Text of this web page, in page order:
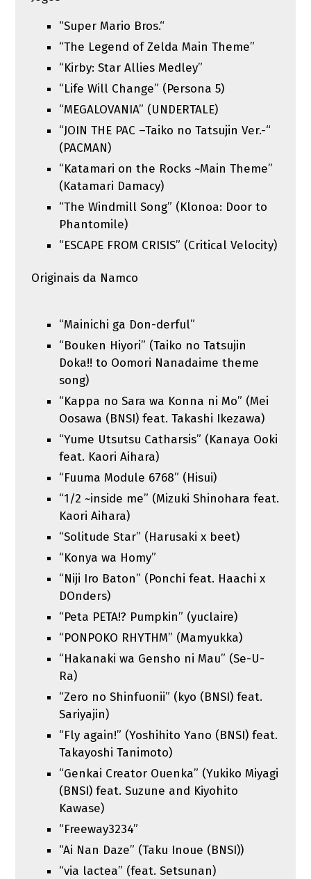
“Super Mario Bros.“
“The Legend of Zelda Main Theme”
“Kirby: Star Allies Medley”
“Life Will Change” (Persona 5)
“MEGALOVANIA” (UNDERTALE)
“JOIN THE PAC –Taiko no Tatsujin Ver.-“
(PACMAN)
“Katamari on the Rocks ~Main Theme”
(Katamari Damacy)
“The Windmill Song” (Klonoa: Door to
Phantomile)
“ESCAPE FROM CRISIS” (Critical Velocity)
Originais da Namco
“Mainichi ga Don-derful”
“Bouken Hiyori” (Taiko no Tatsujin
Doka!! to Oomori Nanadaime theme
song)
“Kappa no Sara wa Konna ni Mo” (Mei
Oosawa (BNSI) feat. Takashi Ikezawa)
“Yume Utsutsu Catharsis” (Kanaya Ooki
feat. Kaori Aihara)
“Fuuma Module 6768” (Hisui)
“1/2 ~inside me” (Mizuki Shinohara feat.
Kaori Aihara)
“Solitude Star” (Harusaki x beet)
“Konya wa Homy”
“Niji Iro Baton” (Ponchi feat. Haachi x
DOnders)
“Peta PETA!? Pumpkin” (yuclaire)
“PONPOKO RHYTHM” (Mamyukka)
“Hakanaki wa Gensho ni Mau” (Se-U-
Ra)
“Zero no Shinfuonii” (kyo (BNSI) feat.
Sariyajin)
“Fly again!” (Yoshihito Yano (BNSI) feat.
Takayoshi Tanimoto)
“Genkai Creator Ouenka” (Yukiko Miyagi
(BNSI) feat. Suzune and Kiyohito
Kawase)
“Freeway3234”
“Ai Nan Daze” (Taku Inoue (BNSI))
“via lactea” (feat. Setsunan)